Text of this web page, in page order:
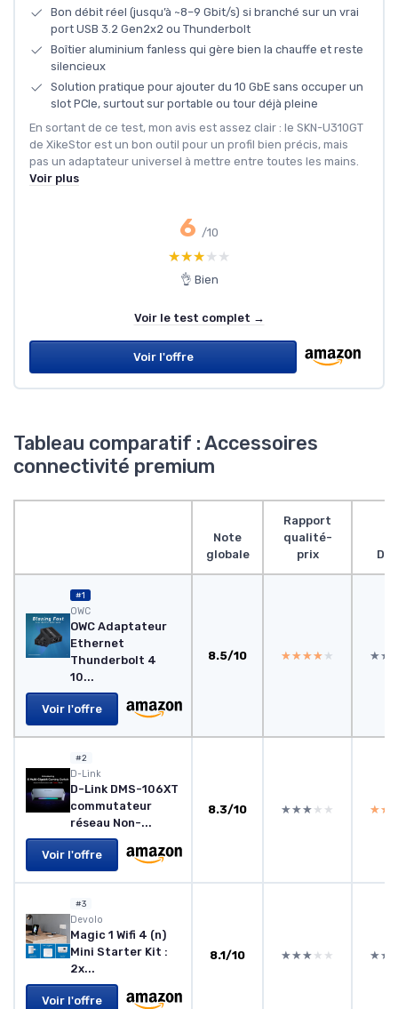
Bon débit réel (jusqu’à ~8–9 Gbit/s) si branché sur un vrai
port USB 3.2 Gen2x2 ou Thunderbolt
Boîtier aluminium fanless qui gère bien la chauffe et reste
silencieux
Solution pratique pour ajouter du 10 GbE sans occuper un
slot PCIe, surtout sur portable ou tour déjà pleine
En sortant de ce test, mon avis est assez clair : le SKN-U310GT
de XikeStor est un bon outil pour un profil bien précis, mais
pas un adaptateur universel à mettre entre toutes les mains.
Voir plus
6 /10
★★★★★
★★★★★
👌 Bien
Voir le test complet →
Voir l'offre
Tableau comparatif : Accessoires
connectivité premium
Note
globale
Rapport
qualité-
prix
#1
OWC
OWC Adaptateur
Ethernet
Thunderbolt 4
10...
Voir l'offre
8.5/10 ★★★★★
★★★★★
#2
D-Link
D-Link DMS-106XT
commutateur
réseau Non-...
Voir l'offre
8.3/10 ★★★★★
★★★★★
#3
Devolo
Magic 1 Wifi 4 (n)
Mini Starter Kit :
2x...
Voir l'offre
8.1/10 ★★★★★
★★★★★